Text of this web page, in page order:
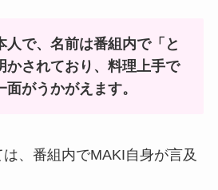
人で、名前は番組内で「と
かされており、料理上手で
面がうかがえます。
、番組内でMAKI自身が言及